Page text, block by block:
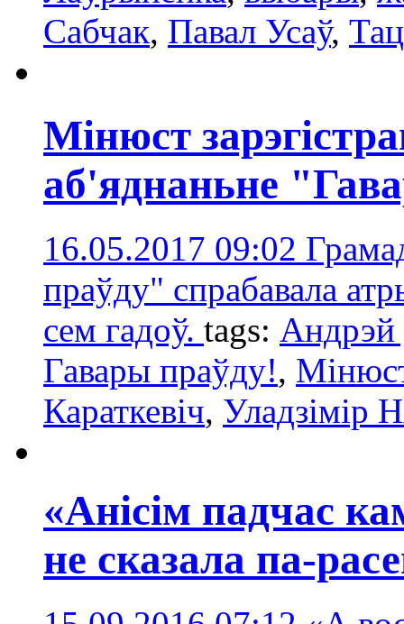
Сабчак, Павал Усаў,
Мінюст
аб'яднаньне
16.05.2017 09:02
праўду" спрабавала
сем гадоў. tags: Андрэй
Гавары праўду!,
Караткевіч, Уладзімір
«Анісім падчас
не сказала па-